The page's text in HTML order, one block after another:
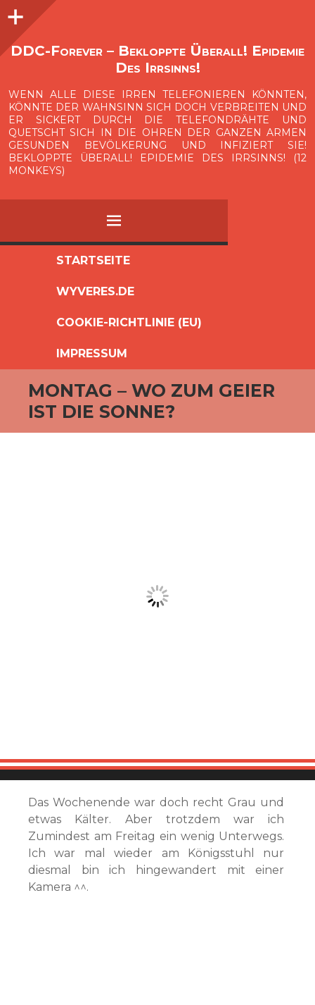
O
p
e
n
i
d
e
b
a
DDC-Forever – Bekloppte Überall! Epidemie
Des Irrsinns!
WENN ALLE DIESE IRREN TELEFONIEREN KÖNNTEN,
KÖNNTE DER WAHNSINN SICH DOCH VERBREITEN UND
ER SICKERT DURCH DIE TELEFONDRÄHTE UND
QUETSCHT SICH IN DIE OHREN DER GANZEN ARMEN
GESUNDEN BEVÖLKERUNG UND INFIZIERT SIE!
BEKLOPPTE ÜBERALL! EPIDEMIE DES IRRSINNS! (12
MONKEYS)
MENÜ
SPRINGEN
STARTSEITE
WYVERES.DE
COOKIE-RICHTLINIE (EU)
IMPRESSUM
Seitenleiste
MONTAG – WO ZUM GEIER
IST DIE SONNE?
Das Wochenende war doch recht Grau und
etwas Kälter. Aber trotzdem war ich
Zumindest am Freitag ein wenig Unterwegs.
Ich war mal wieder am Königsstuhl nur
diesmal bin ich hingewandert mit einer
Kamera ^^.